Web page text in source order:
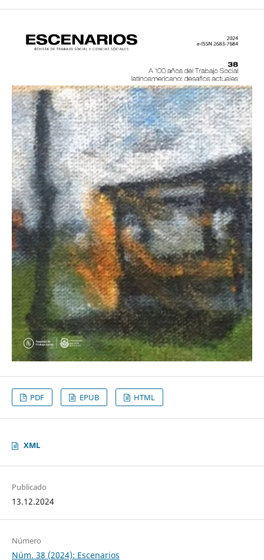
PDF EPUB HTML
XML
Publicado
13.12.2024
Número
Núm. 38 (2024): Escenarios